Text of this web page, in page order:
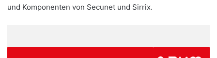
und Komponenten von Secunet und Sirrix.